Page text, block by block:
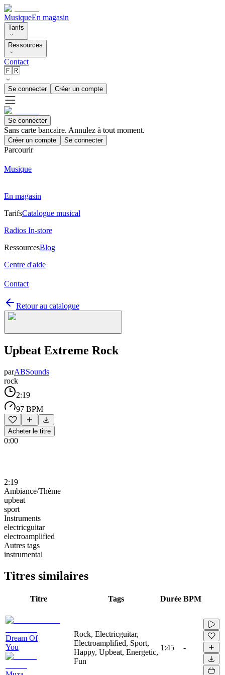
MusiqueEn magasin
Tarifs
Ressources
Contact
🇫🇷
Se connecter Créer un compte
Se connecter
Sans carte bancaire. Annulez à tout moment.
Créer un compte Se connecter
Parcourir
Musique
En magasin
TarifsCatalogue musical
Radios In-store
RessourcesBlog
Centre d'aide
Contact
Retour au catalogue
Upbeat Extreme Rock
parABSounds
rock
2:19
97 BPM
Acheter le titre
0:00
2:19
Ambiance/Thème
upbeat
sport
Instruments
electricguitar
electroamplified
Autres tags
instrumental
Titres similaires
Titre Tags Durée BPM
Dream Of
You
Rock, Electricguitar,
Electroamplified, Sport,
Happy, Upbeat, Energetic,
Fun
1:45 -